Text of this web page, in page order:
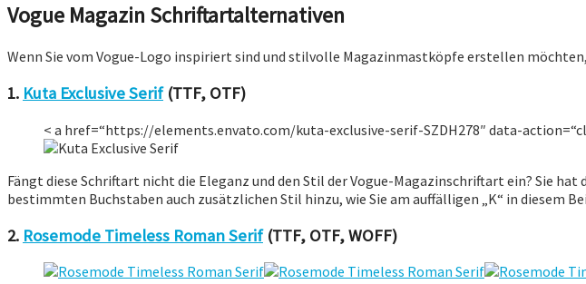
Vogue Magazin Schriftartalternativen
Wenn Sie vom Vogue-Logo inspiriert sind und stilvolle Magazinmastköpfe erstellen
1. Kuta Exclusive Serif(TTF, OTF)
< a href=“https://elements.envato.com/kuta-exclusive-serif-SZDH278″ data-
Fängt diese Schriftart nicht die Eleganz und den Stil der Vogue-Magazinschriftart ein? Sie
bestimmten Buchstaben auch zusätzlichen Stil hinzu, wie Sie am auffälligen „K“ in diesem
2. Rosemode Timeless Roman Serif(TTF, OTF, WOFF)